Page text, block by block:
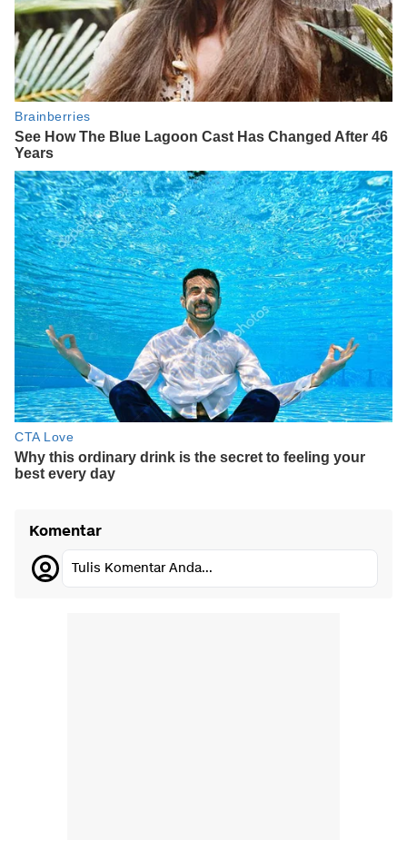
Komentar
Tulis Komentar Anda...